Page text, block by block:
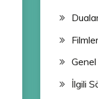
Filmler
Genel
İlgili